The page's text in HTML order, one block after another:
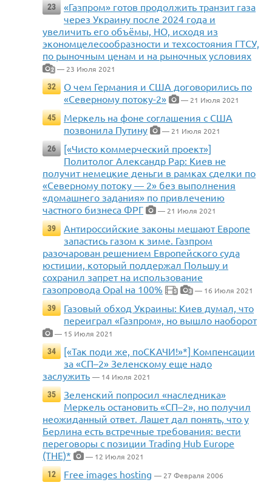
23
«Газпром» готов продолжить транзит газа
через Украину после 2024 года и
увеличить его объёмы, НО, исходя из
экономцелесообразности и техсостояния ГТСУ,
по рыночным ценам и на рыночных условиях
2 — 23 Июля 2021
32
О чем Германия и США договорились по
«Северному потоку-2»
— 21 Июля 2021
45
Меркель на фоне соглашения с США
позвонила Путину
— 21 Июля 2021
26
[«Чисто коммерческий проект»]
Политолог Александр Рар: Киев не
получит немецкие деньги в рамках сделки по
«Северному потоку — 2» без выполнения
«домашнего задания» по привлечению
частного бизнеса ФРГ
— 21 Июля 2021
39
Антироссийские законы мешают Европе
запастись газом к зиме. Газпром
разочарован решением Европейского суда
юстиции, который поддержал Польшу и
сохранил запрет на использование
газопровода Opal на 100%
5 3 — 16 Июля 2021
39
Газовый обход Украины: Киев думал, что
переиграл «Газпром», но вышло наоборот
— 15 Июля 2021
34
[«Так поди же, поСКАЧИ!»*] Компенсации
за «СП–2» Зеленскому еще надо
заслужить — 14 Июля 2021
35
Зеленский попросил «наследника»
Меркель остановить «СП–2», но получил
неожиданный ответ. Лашет дал понять, что у
Берлина есть встречные требования: вести
переговоры с позиции Trading Hub Europe
(THE)*
— 12 Июля 2021
12
Free images hosting — 27 Февраля 2006